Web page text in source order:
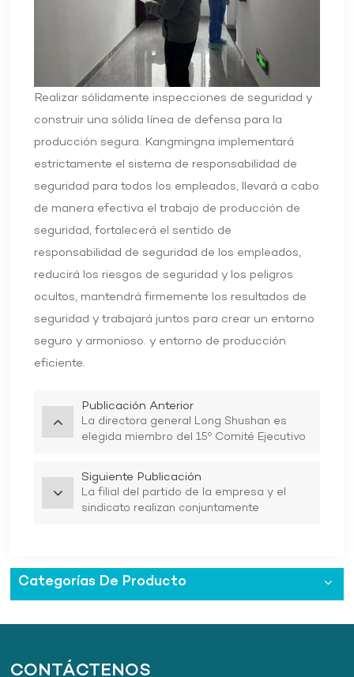
Realizar sólidamente inspecciones de seguridad y
construir una sólida línea de defensa para la
producción segura. Kangmingna implementará
estrictamente el sistema de responsabilidad de
seguridad para todos los empleados, llevará a cabo
de manera efectiva el trabajo de producción de
seguridad, fortalecerá el sentido de
responsabilidad de seguridad de los empleados,
reducirá los riesgos de seguridad y los peligros
ocultos, mantendrá firmemente los resultados de
seguridad y trabajará juntos para crear un entorno
seguro y armonioso. y entorno de producción
eficiente.
Publicación Anterior
La directora general Long Shushan es
elegida miembro del 15º Comité Ejecutivo
Siguiente Publicación
La filial del partido de la empresa y el
sindicato realizan conjuntamente
Categorías De Producto
CONTÁCTENOS